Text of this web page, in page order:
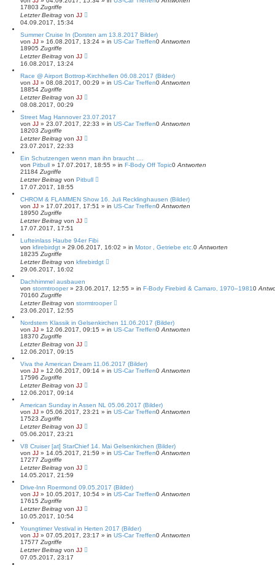
17803 Zugriffe
Letzter Beitrag von JJ
04.09.2017, 15:34
Summer Cruise In (Dorsten am 13.8.2017 Bilder)
von JJ » 16.08.2017, 13:24 » in US-Car Treffen0 Antworten
18905 Zugriffe
Letzter Beitrag von JJ
16.08.2017, 13:24
Race @ Airport Bottrop-Kirchhellen 06.08.2017 (Bilder)
von JJ » 08.08.2017, 00:29 » in US-Car Treffen0 Antworten
18854 Zugriffe
Letzter Beitrag von JJ
08.08.2017, 00:29
Street Mag Hannover 23.07.2017
von JJ » 23.07.2017, 22:33 » in US-Car Treffen0 Antworten
18203 Zugriffe
Letzter Beitrag von JJ
23.07.2017, 22:33
Ein Schutzengen wenn man ihn braucht ....
von Pitbull » 17.07.2017, 18:55 » in F-Body Off Topic0 Antworten
21184 Zugriffe
Letzter Beitrag von Pitbull
17.07.2017, 18:55
CHROM & FLAMMEN Show 16. Juli Recklinghausen (Bilder)
von JJ » 17.07.2017, 17:51 » in US-Car Treffen0 Antworten
18950 Zugriffe
Letzter Beitrag von JJ
17.07.2017, 17:51
Lufteinlass Haube 94er Fibi
von kfirebirdgt » 29.06.2017, 16:02 » in Motor , Getriebe etc. 0 Antworten
18235 Zugriffe
Letzter Beitrag von kfirebirdgt
29.06.2017, 16:02
Dachhimmel ausbauen
von stormtrooper» 23.06.2017, 12:55 » in F-Body Firebird & Camaro, 1970–19810
70160 Zugriffe
Letzter Beitrag von stormtrooper
23.06.2017, 12:55
Nordstern Klassik in Gelsenkirchen 11.06.2017 (Bilder)
von JJ » 12.06.2017, 09:15 » in US-Car Treffen0 Antworten
18370 Zugriffe
Letzter Beitrag von JJ
12.06.2017, 09:15
Viva the American Dream 11.06.2017 (Bilder)
von JJ » 12.06.2017, 09:14 » in US-Car Treffen0 Antworten
17596 Zugriffe
Letzter Beitrag von JJ
12.06.2017, 09:14
American Sunday in Assen NL 05.06.2017 (Bilder)
von JJ » 05.06.2017, 23:21 » in US-Car Treffen0 Antworten
17523 Zugriffe
Letzter Beitrag von JJ
05.06.2017, 23:21
V8 Cruiser [at] StarChief 14. Mai Gelsenkirchen (Bilder)
von JJ » 14.05.2017, 21:59 » in US-Car Treffen0 Antworten
17277 Zugriffe
Letzter Beitrag von JJ
14.05.2017, 21:59
Drive-Inn Roermond 09.05.2017 (Bilder)
von JJ » 10.05.2017, 10:54 » in US-Car Treffen0 Antworten
17615 Zugriffe
Letzter Beitrag von JJ
10.05.2017, 10:54
Youngtimer Vestival in Herten 2017 (Bilder)
von JJ » 07.05.2017, 23:17 » in US-Car Treffen0 Antworten
17577 Zugriffe
Letzter Beitrag von JJ
07.05.2017, 23:17